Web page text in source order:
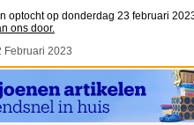
optocht op donderdag 23 februari
ons door.
Februari 2023